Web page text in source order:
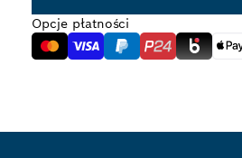
Opcje płatności